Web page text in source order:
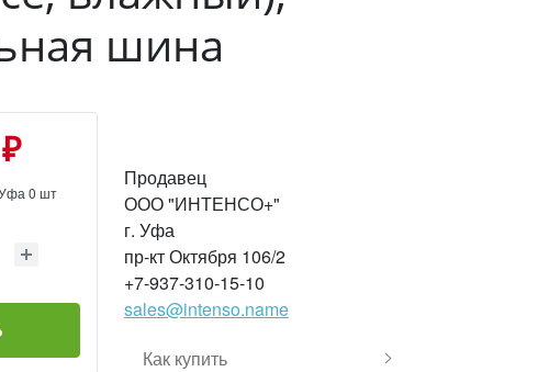
шина
Уфа 0 шт
Продавец
ООО "ИНТЕНСО+"
г. Уфа
пр-кт Октября 106/2
+7-937-310-15-10
sales@intenso.name
Как купить